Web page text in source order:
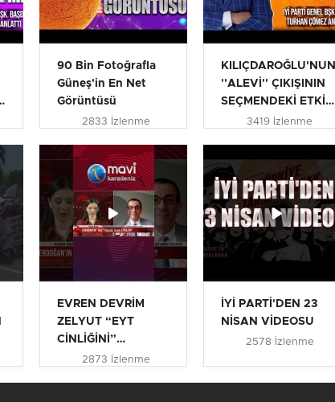
90 Bin Fotoğrafla
Güneş'in En Net
Görüntüsü
2833 İzlenme
KILIÇDAROĞLU'NUN
''ALEVİ'' ÇIKIŞININ
SEÇMENDEKİ ETKİSİ
3419 İzlenme
EVREN DEVRİM
ZELYUT “EYT
CİNLİĞİNİ”
AÇIKLADI #eyt
2873 İzlenme
İYİ PARTİ'DEN 23
NİSAN VİDEOSU
2578 İzlenme